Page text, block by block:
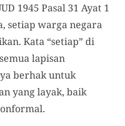
1945 Pasal 31 Ayat 1
setiap warga negara
Kata “setiap” di
lapisan
berhak untuk
yang layak, baik